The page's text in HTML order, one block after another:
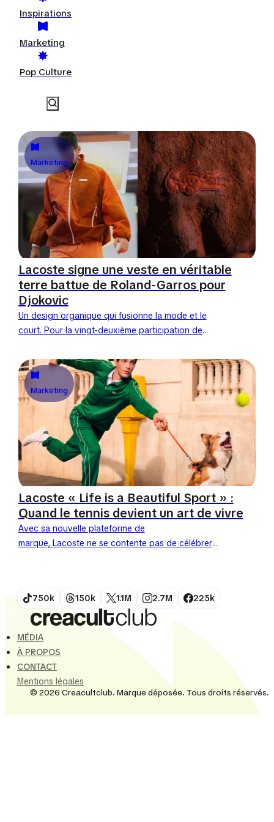
Inspirations
Marketing
Pop Culture
Marketing
Lacoste signe une veste en véritable
terre battue de Roland-Garros pour
Djokovic
Un design organique qui fusionne la mode et le
court. Pour la vingt-deuxième participation de
frappé un grand coup....
Marketing
Lacoste « Life is a Beautiful Sport » :
Quand le tennis devient un art de vivre
Avec sa nouvelle plateforme de
marque, Lacoste ne se contente pas de célébrer
750k 150k 1.1M 2.7M 225k
MÉDIA
À PROPOS
CONTACT
Mentions légales
© 2026 Creacultclub. Marque déposée. Tous droits réservés.